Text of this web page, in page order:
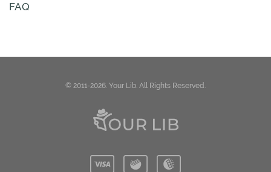
FAQ
© 2011-2026. Your Lib. All Rights Reserved.